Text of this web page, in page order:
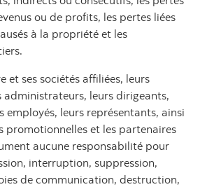
ou de profits, les pertes liées
à la propriété et les
et ses sociétés affiliées, leurs
administrateurs, leurs dirigeants,
employés, leurs représentants, ainsi
promotionnelles et les partenaires
aucune responsabilité pour
interruption, suppression,
de communication, destruction,